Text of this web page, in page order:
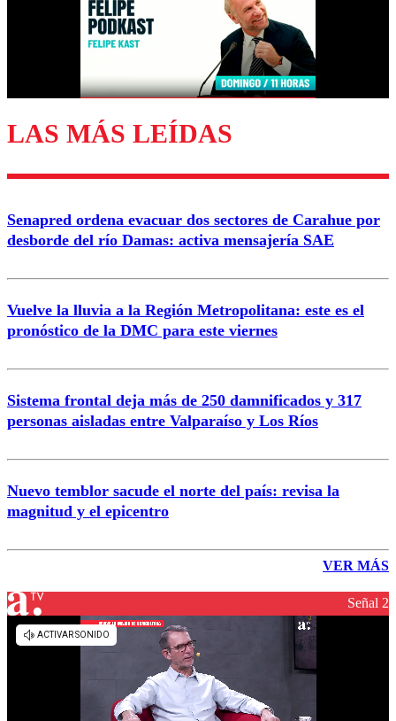
Enviar comentario
LAS MÁS LEÍDAS
Senapred ordena evacuar dos sectores de Carahue por
desborde del río Damas: activa mensajería SAE
Vuelve la lluvia a la Región Metropolitana: este es el
pronóstico de la DMC para este viernes
Sistema frontal deja más de 250 damnificados y 317
personas aisladas entre Valparaíso y Los Ríos
Nuevo temblor sacude el norte del país: revisa la
magnitud y el epicentro
VER MÁS
Señal 2